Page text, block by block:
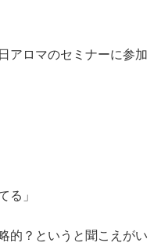
アロマのセミナーに参加
る」
的？というと聞こえがい